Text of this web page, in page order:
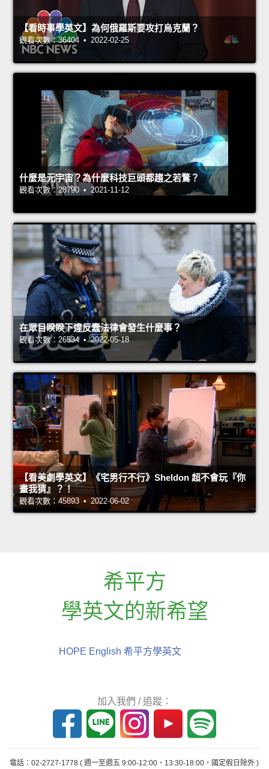
【看時事學英文】為何俄羅斯要攻打烏克蘭？
觀看次數：36404 • 2022-02-25
什麼是元宇宙？為什麼科技巨頭都趨之若鶩？
觀看次數：28790 • 2021-11-12
在眾目睽睽下違反蠢法律會發生什麼事？
觀看次數：26534 • 2022-05-18
【看美劇學英文】《宅男行不行》Sheldon 超不會玩『你
畫我猜』？！
觀看次數：45893 • 2022-06-02
希平方
學英文的新希望
HOPE English 希平方學英文
加入我們 / 追蹤：
電話：02-2727-1778 ( 週一至週五 9:00-12:00、13:30-18:00，國定假日除外 )